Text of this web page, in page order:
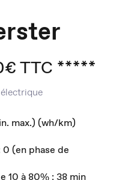
TTC *****
max.) (wh/km)
(en phase de
10 à 80% : 38 min